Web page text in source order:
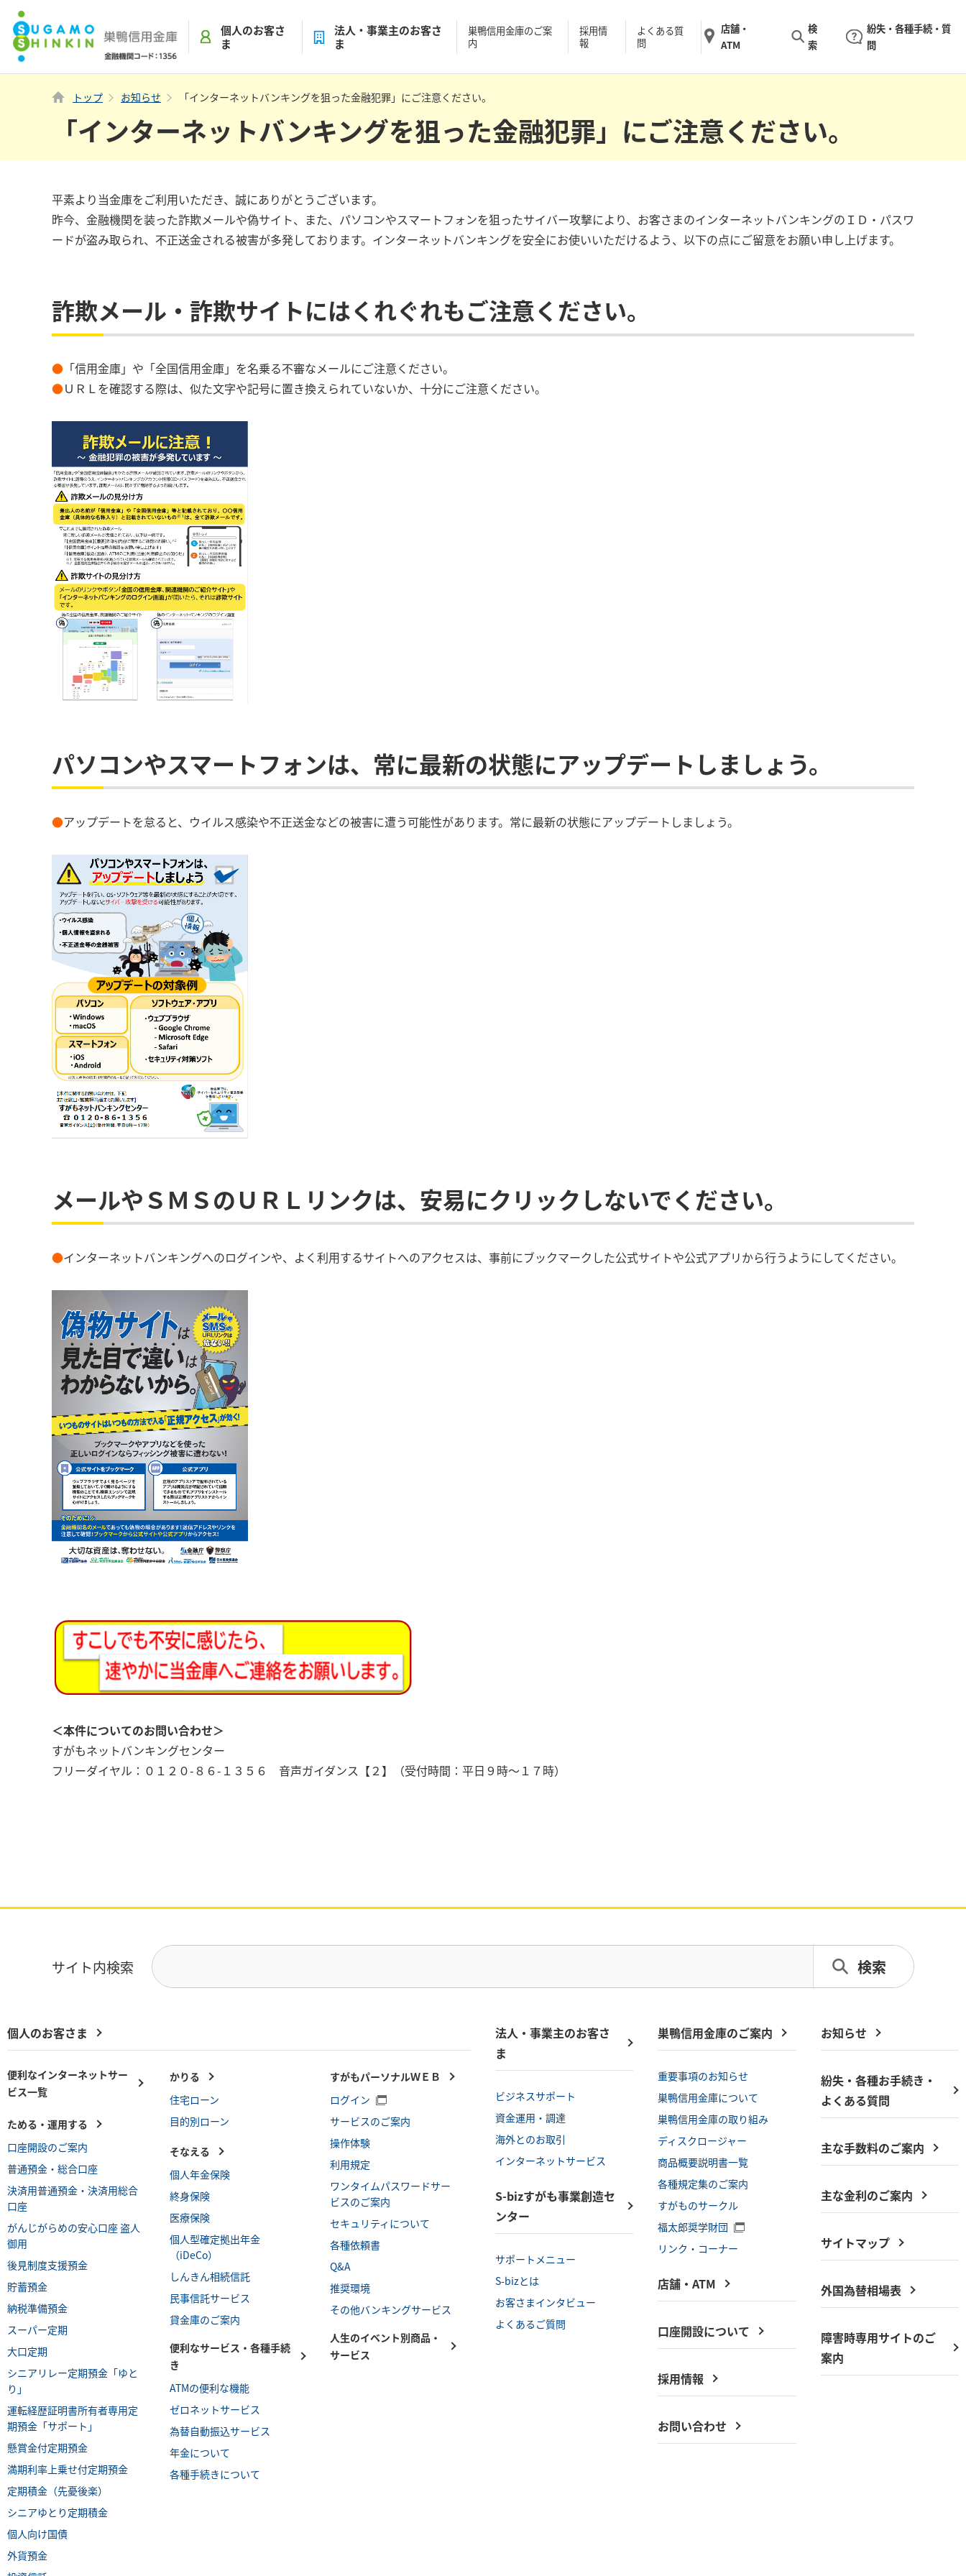
個人のお客さ
ま
法人・事業主のお客さ
ま
巣鴨信用金庫のご案
内
採用情
報
よくある質
問
店舗・
ATM
検
索
紛失・各種手続・質
問
トップ お知らせ 「インターネットバンキングを狙った金融犯罪」にご注意ください。
「インターネットバンキングを狙った金融犯罪」にご注意ください。
平素より当金庫をご利用いただき、誠にありがとうございます。
昨今、金融機関を装った詐欺メールや偽サイト、また、パソコンやスマートフォンを狙ったサイバー攻撃により、お客さまのインターネットバンキングのＩＤ・パスワ
ードが盗み取られ、不正送金される被害が多発しております。インターネットバンキングを安全にお使いいただけるよう、以下の点にご留意をお願い申し上げます。
詐欺メール・詐欺サイトにはくれぐれもご注意ください。
● 「信用金庫」や「全国信用金庫」を名乗る不審なメールにご注意ください。
●ＵＲＬを確認する際は、似た文字や記号に置き換えられていないか、十分にご注意ください。
パソコンやスマートフォンは、常に最新の状態にアップデートしましょう。
●アップデートを怠ると、ウイルス感染や不正送金などの被害に遭う可能性があります。常に最新の状態にアップデートしましょう。
メールやＳＭＳのＵＲＬリンクは、安易にクリックしないでください。
●インターネットバンキングへのログインや、よく利用するサイトへのアクセスは、事前にブックマークした公式サイトや公式アプリから行うようにしてください。
＜本件についてのお問い合わせ＞
すがもネットバンキングセンター
フリーダイヤル：０１２０-８６-１３５６ 音声ガイダンス【２】（受付時間：平日９時～１７時）
サイト内検索
個人のお客さま
便利なインターネットサー
ビス一覧
ためる・運用する
口座開設のご案内
普通預金・総合口座
決済用普通預金・決済用総合
口座
がんじがらめの安心口座 盗人
御用
後見制度支援預金
貯蓄預金
納税準備預金
スーパー定期
大口定期
シニアリレー定期預金「ゆと
り」
運転経歴証明書所有者専用定
期預金「サポート」
懸賞金付定期預金
満期利率上乗せ付定期預金
定期積金（先憂後楽）
シニアゆとり定期積金
個人向け国債
外貨預金
かりる
住宅ローン
目的別ローン
そなえる
個人年金保険
終身保険
医療保険
個人型確定拠出年金
（iDeCo）
しんきん相続信託
民事信託サービス
貸金庫のご案内
便利なサービス・各種手続
き
ATMの便利な機能
ゼロネットサービス
為替自動振込サービス
年金について
各種手続きについて
すがもパーソナルＷＥＢ
ログイン
サービスのご案内
操作体験
利用規定
ワンタイムパスワードサー
ビスのご案内
セキュリティについて
各種依頼書
Q&A
推奨環境
その他バンキングサービス
人生のイベント別商品・
サービス
法人・事業主のお客さ
ま
ビジネスサポート
資金運用・調達
海外とのお取引
インターネットサービス
S-bizすがも事業創造セ
ンター
サポートメニュー
S-bizとは
お客さまインタビュー
よくあるご質問
巣鴨信用金庫のご案内
重要事項のお知らせ
巣鴨信用金庫について
巣鴨信用金庫の取り組み
ディスクロージャー
商品概要説明書一覧
各種規定集のご案内
すがものサークル
福太郎奨学財団
リンク・コーナー
店舗・ATM
口座開設について
採用情報
お問い合わせ
お知らせ
紛失・各種お手続き・
よくある質問
主な手数料のご案内
主な金利のご案内
サイトマップ
外国為替相場表
障害時専用サイトのご
案内